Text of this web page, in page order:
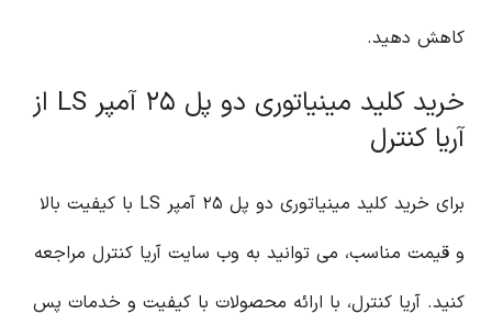
کاهش دهید.
خرید کلید مینیاتوری دو پل ۲۵ آمپر LS از
آریا کنترل
برای خرید کلید مینیاتوری دو پل ۲۵ آمپر LS با کیفیت بالا
و قیمت مناسب، می توانید به وب سایت آریا کنترل مراجعه
کنید. آریا کنترل، با ارائه محصولات با کیفیت و خدمات پس